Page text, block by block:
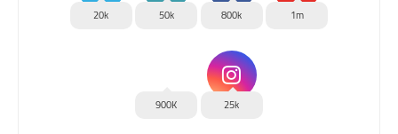
1m
800k
50k
20k
25k
900K